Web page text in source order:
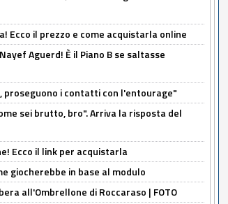
Ecco il prezzo e come acquistarla online
Aguerd! È il Piano B se saltasse
proseguono i contatti con l'entourage"
sei brutto, bro". Arriva la risposta del
Ecco il link per acquistarla
giocherebbe in base al modulo
all'Ombrellone di Roccaraso | FOTO